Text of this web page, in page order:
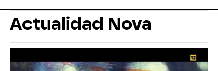
Actualidad Nova